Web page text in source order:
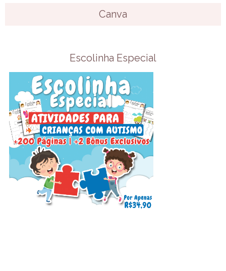
Canva
Escolinha Especial